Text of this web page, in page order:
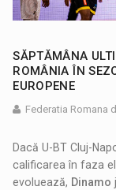
SĂPTĂMÂNA
ROMÂNIA ÎN
EUROPENE
Federatia Romana
Dacă U-BT Cluj-
calificarea în faza
evoluează, Dinamo